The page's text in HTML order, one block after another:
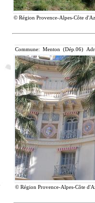
© Région Provence-Alpes-Côte
Commune: Menton (Dép.06)
© Région Provence-Alpes-Côte